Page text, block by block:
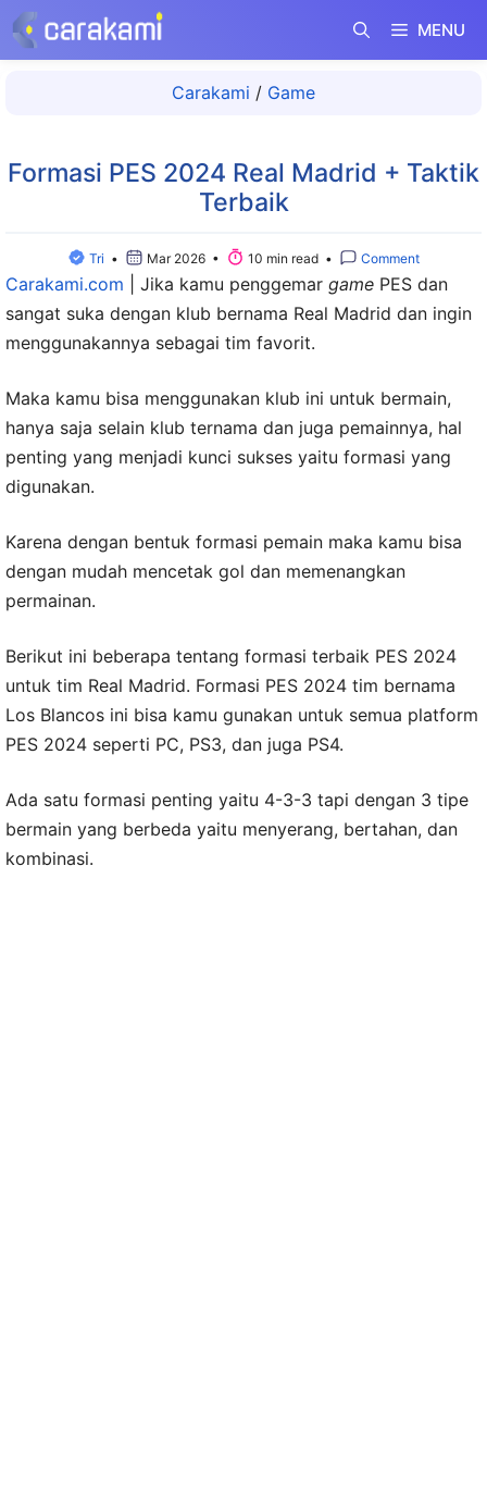
Langsung
ke
MENU
Carakami / Game
Formasi PES 2024 Real Madrid + Taktik
Terbaik
Tri • Mar 2026 • 10 min read • Comment
Carakami.com Jika kamu penggemar game PES dan
sangat suka dengan klub bernama Real Madrid dan ingin
menggunakannya sebagai tim favorit.
Maka kamu bisa menggunakan klub ini untuk bermain,
hanya saja selain klub ternama dan juga pemainnya, hal
penting yang menjadi kunci sukses yaitu formasi yang
digunakan.
Karena dengan bentuk formasi pemain maka kamu bisa
dengan mudah mencetak gol dan memenangkan
permainan.
Berikut ini beberapa tentang formasi terbaik PES 2024
untuk tim Real Madrid. Formasi PES 2024 tim bernama
Los Blancos ini bisa kamu gunakan untuk semua platform
PES 2024 seperti PC, PS3, dan juga PS4.
Ada satu formasi penting yaitu 4-3-3 tapi dengan 3 tipe
bermain yang berbeda yaitu menyerang, bertahan, dan
kombinasi.